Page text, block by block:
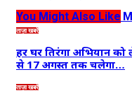
You Might Also Like
ताज़ा खबरें
हर घर तिरंगा अभियान
से 17 अगस्त तक चलेगा…
ताज़ा खबरें